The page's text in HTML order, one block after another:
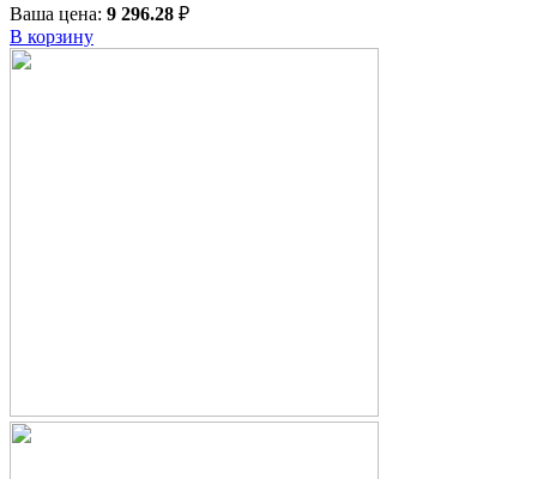
Ваша цена: 9 296.28 ₽
В корзину